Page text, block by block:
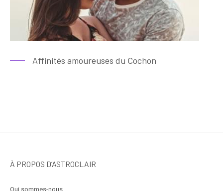
Affinités amoureuses du Cochon
À PROPOS D’ASTROCLAIR
Qui sommes-nous